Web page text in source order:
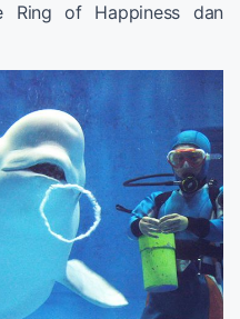
Ring of Happiness dan